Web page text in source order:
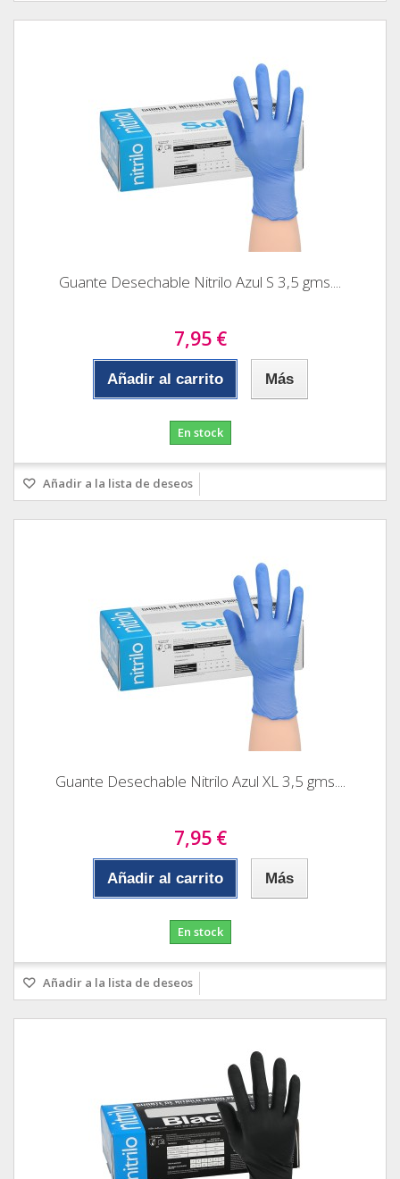
Guante Desechable Nitrilo Azul S 3,5 gms....
7,95 €
Añadir al carrito Más
En stock
Añadir a la lista de deseos
Guante Desechable Nitrilo Azul XL 3,5 gms....
7,95 €
Añadir al carrito Más
En stock
Añadir a la lista de deseos